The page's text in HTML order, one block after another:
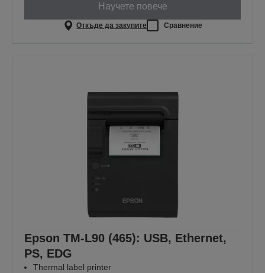
Научете повече
Откъде да закупите Сравнение
Epson TM-L90 (465): USB, Ethernet,
PS, EDG
Thermal label printer